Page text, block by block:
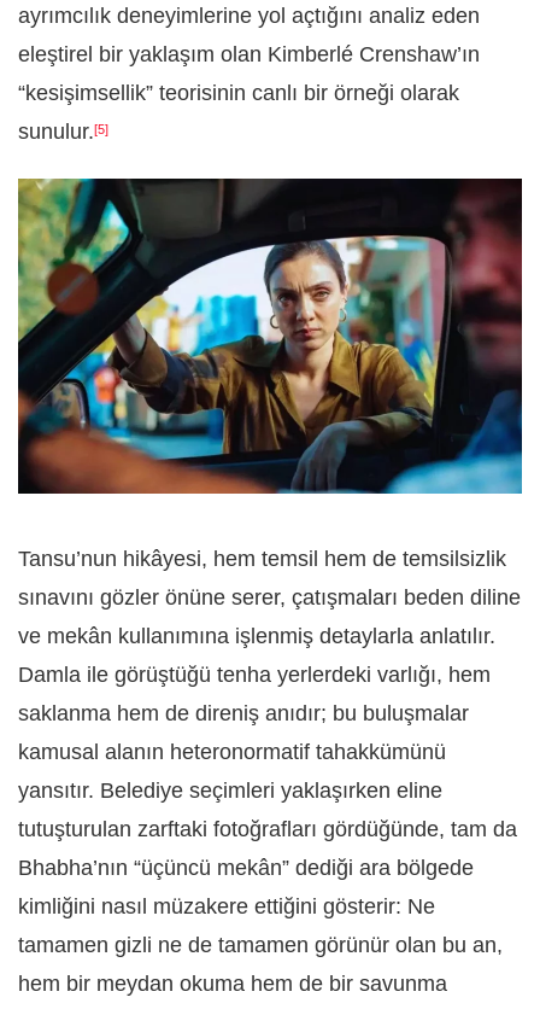
ayrımcılık deneyimlerine yol açtığını analiz eden
eleştirel bir yaklaşım olan Kimberlé Crenshaw’ın
“kesişimsellik” teorisinin canlı bir örneği olarak
sunulur.[5]
Tansu’nun hikâyesi, hem temsil hem de temsilsizlik
sınavını gözler önüne serer, çatışmaları beden diline
ve mekân kullanımına işlenmiş detaylarla anlatılır.
Damla ile görüştüğü tenha yerlerdeki varlığı, hem
saklanma hem de direniş anıdır; bu buluşmalar
kamusal alanın heteronormatif tahakkümünü
yansıtır. Belediye seçimleri yaklaşırken eline
tutuşturulan zarftaki fotoğrafları gördüğünde, tam da
Bhabha’nın “üçüncü mekân” dediği ara bölgede
kimliğini nasıl müzakere ettiğini gösterir: Ne
tamamen gizli ne de tamamen görünür olan bu an,
hem bir meydan okuma hem de bir savunma